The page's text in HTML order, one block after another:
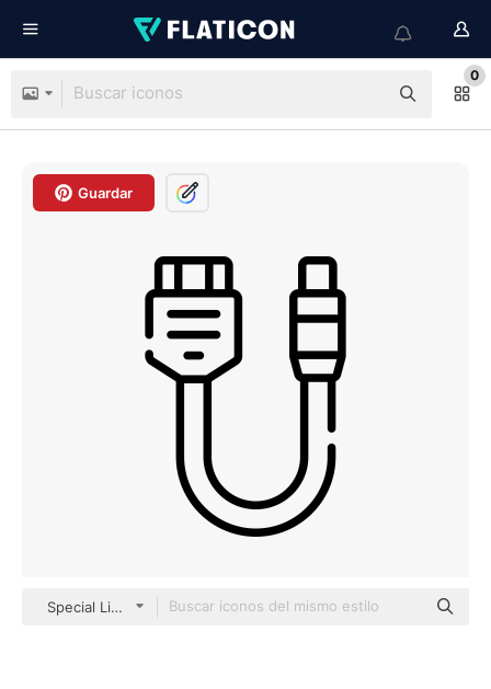
0
Guardar
Special Lineal